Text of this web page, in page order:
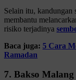
Selain itu, kandungan
membantu
risiko terjadinya
Baca juga: 5 Cara
Ramadan
7. Bakso Malang